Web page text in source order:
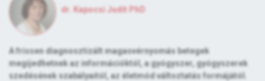
dr. Kapocsi Judit PhD
A frissen diagnosztizált magasvérnyomás betegek
megijedhetnek az információktól, a gyógyszer, gyógyszerek
szedésének szabályaitól, az életmód változtatás formájától.